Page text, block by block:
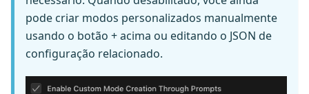
pode criar modos personalizados manualmente
usando o botão + acima ou editando o JSON de
configuração relacionado.